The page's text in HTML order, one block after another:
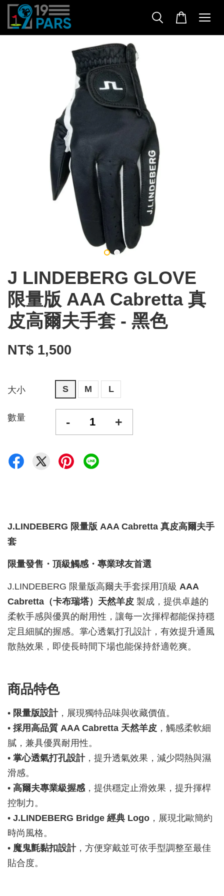
J LINDEBERG GLOVE
限量版 AAA Cabretta 真
皮高爾夫手套 - 黑色
NT$ 1,500
大小 S M L
數量 - +
J.LINDEBERG 限量版 AAA Cabretta 真皮高爾夫手
套
限量發售・頂級觸感・專業球友首選
J.LINDEBERG 限量版高爾夫手套採用頂級 AAA
Cabretta（卡布瑞塔）天然羊皮 製成，提供卓越的
柔軟手感與優異的耐用性，讓每一次揮桿都能保持穩
定且細膩的握感。掌心透氣打孔設計，有效提升通風
散熱效果，即使長時間下場也能保持舒適乾爽。
商品特色
• 限量版設計，展現獨特品味與收藏價值。
• 採用高品質 AAA Cabretta 天然羊皮 ，觸感柔軟細
膩，兼具優異耐用性。
• 掌心透氣打孔設計，提升透氣效果，減少悶熱與濕
滑感。
• 高爾夫專業級握感，提供穩定止滑效果，提升揮桿
控制力。
• J.LINDEBERG Bridge 經典 Logo ，展現北歐簡約
時尚風格。
• 魔鬼氈黏扣設計，方便穿戴並可依手型調整至最佳
貼合度。